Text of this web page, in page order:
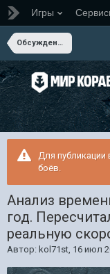
Игры
Обсуждение Мира Кораблей
Для публикации
боёв.
Анализ
год.
реальную
Автор: kol71st, 16 июл